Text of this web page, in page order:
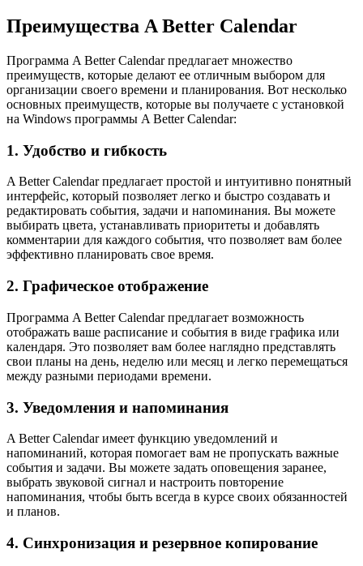
Преимущества A Better Calendar
Программа A Better Calendar предлагает множество
преимуществ, которые делают ее отличным выбором для
организации своего времени и планирования. Вот несколько
основных преимуществ, которые вы получаете с установкой
на Windows программы A Better Calendar:
1. Удобство и гибкость
A Better Calendar предлагает простой и интуитивно понятный
интерфейс, который позволяет легко и быстро создавать и
редактировать события, задачи и напоминания. Вы можете
выбирать цвета, устанавливать приоритеты и добавлять
комментарии для каждого события, что позволяет вам более
эффективно планировать свое время.
2. Графическое отображение
Программа A Better Calendar предлагает возможность
отображать ваше расписание и события в виде графика или
календаря. Это позволяет вам более наглядно представлять
свои планы на день, неделю или месяц и легко перемещаться
между разными периодами времени.
3. Уведомления и напоминания
A Better Calendar имеет функцию уведомлений и
напоминаний, которая помогает вам не пропускать важные
события и задачи. Вы можете задать оповещения заранее,
выбрать звуковой сигнал и настроить повторение
напоминания, чтобы быть всегда в курсе своих обязанностей
и планов.
4. Синхронизация и резервное копирование